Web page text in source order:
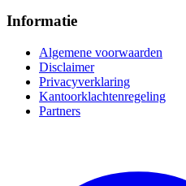
Informatie
Algemene voorwaarden
Disclaimer
Privacyverklaring
Kantoorklachtenregeling
Partners